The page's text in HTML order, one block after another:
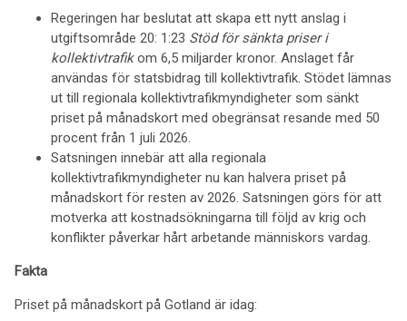
Regeringen har beslutat att skapa ett nytt anslag i
utgiftsområde 20: 1:23 Stöd för sänkta priser i
kollektivtrafikom 6,5 miljarder kronor. Anslaget får
användas för statsbidrag till kollektivtrafik. Stödet lämnas
ut till regionala kollektivtrafikmyndigheter som sänkt
priset på månadskort med obegränsat resande med 50
procent från 1 juli 2026.
Satsningen innebär att alla regionala
kollektivtrafikmyndigheter nu kan halvera priset på
månadskort för resten av 2026. Satsningen görs för att
motverka att kostnadsökningarna till följd av krig och
konflikter påverkar hårt arbetande människors vardag.
Fakta
Priset på månadskort på Gotland är idag: